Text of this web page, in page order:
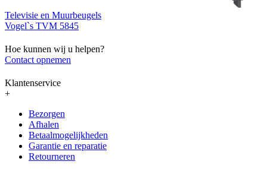
Televisie en Muurbeugels
Vogel`s TVM 5845
Hoe kunnen wij u helpen?
Contact opnemen
Klantenservice
+
Bezorgen
Afhalen
Betaalmogelijkheden
Garantie en reparatie
Retourneren